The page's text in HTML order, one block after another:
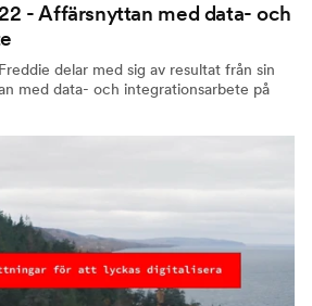
- Affärsnyttan med data- och
delar med sig av resultat från sin
med data- och integrationsarbete på